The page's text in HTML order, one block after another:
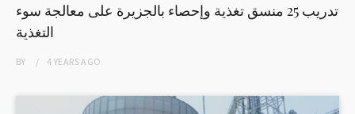
تدريب 25 منسق تغذية وإحصاء بالجزيرة على معالجة سوء
التغذية
BY 4 YEARSAGO